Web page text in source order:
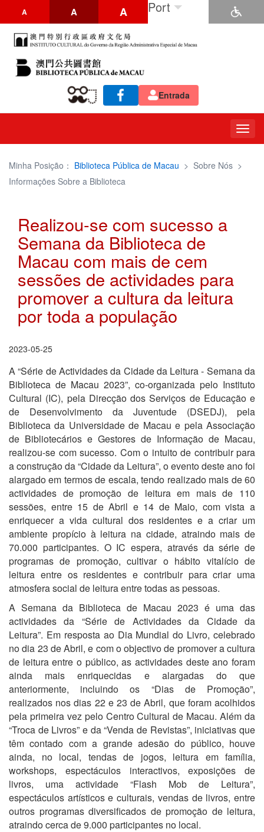
A A A Port
Entrada
Minha Posição： Biblioteca Pública de Macau > Sobre Nós >
Informações Sobre a Biblioteca
Realizou-se com sucesso a
Semana da Biblioteca de
Macau com mais de cem
sessões de actividades para
promover a cultura da leitura
por toda a população
2023-05-25
A “Série de Actividades da Cidade da Leitura - Semana da
Biblioteca de Macau 2023”, co-organizada pelo Instituto
Cultural (IC), pela Direcção dos Serviços de Educação e
de Desenvolvimento da Juventude (DSEDJ), pela
Biblioteca da Universidade de Macau e pela Associação
de Bibliotecários e Gestores de Informação de Macau,
realizou-se com sucesso. Com o intuito de contribuir para
a construção da “Cidade da Leitura”, o evento deste ano foi
alargado em termos de escala, tendo realizado mais de 60
actividades de promoção de leitura em mais de 110
sessões, entre 15 de Abril e 14 de Maio, com vista a
enriquecer a vida cultural dos residentes e a criar um
ambiente propício à leitura na cidade, atraindo mais de
70.000 participantes. O IC espera, através da série de
programas de promoção, cultivar o hábito vitalício de
leitura entre os residentes e contribuir para criar uma
atmosfera social de leitura entre todas as pessoas.
A Semana da Biblioteca de Macau 2023 é uma das
actividades da “Série de Actividades da Cidade da
Leitura”. Em resposta ao Dia Mundial do Livro, celebrado
no dia 23 de Abril, e com o objectivo de promover a cultura
de leitura entre o público, as actividades deste ano foram
ainda mais enriquecidas e alargadas do que
anteriormente, incluindo os “Dias de Promoção”,
realizados nos dias 22 e 23 de Abril, que foram acolhidos
pela primeira vez pelo Centro Cultural de Macau. Além da
“Troca de Livros” e da “Venda de Revistas”, iniciativas que
têm contado com a grande adesão do público, houve
ainda, no local, tendas de jogos, leitura em família,
workshops, espectáculos interactivos, exposições de
livros, uma actividade “Flash Mob de Leitura”,
espectáculos artísticos e culturais, vendas de livros, entre
outros programas diversificados de promoção de leitura,
atraindo cerca de 9.000 participantes no local.